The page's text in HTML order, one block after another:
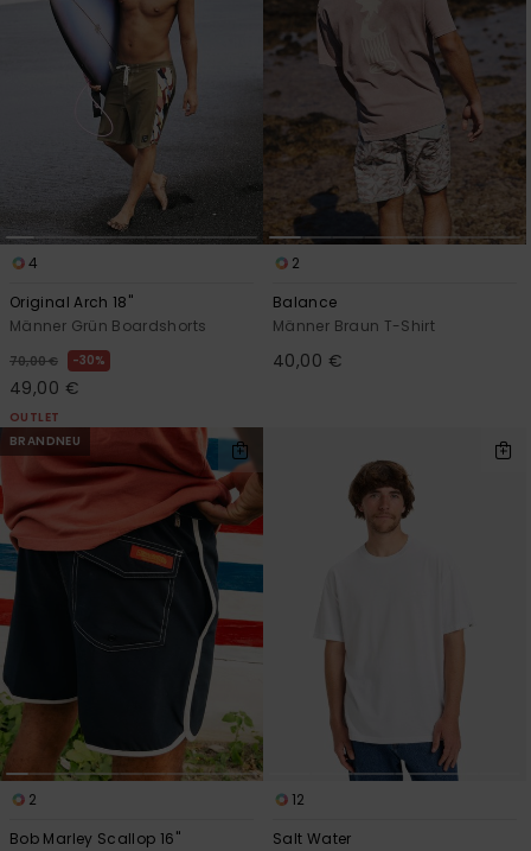
4
Original Arch 18"
Männer Grün Boardshorts
70,00 € 30%
49,00 €
OUTLET
2
Balance
Männer Braun T-Shirt
40,00 €
BRANDNEU
2
Bob Marley Scallop 16"
12
Salt Water